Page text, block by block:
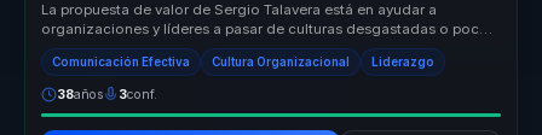
La propuesta de valor de Sergio Talavera está en ayudar a
organizaciones y líderes a pasar de culturas desgastadas o poco
coherentes a en...
Comunicación Efectiva Cultura Organizacional Liderazgo
38años 3conf.